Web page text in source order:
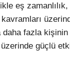
eş
daha fazla
güçlü